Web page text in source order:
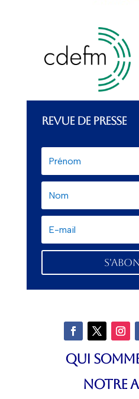
REVUE DE PRESSE
QUI
NOTRE